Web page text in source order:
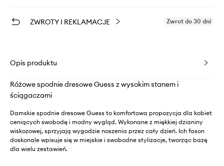
ZWROTY I REKLAMACJE Zwrot do 30 dni
Opis produktu
Różowe spodnie dresowe Guess z wysokim stanem i
ściągaczami
Damskie spodnie dresowe Guess to komfortowa propozycja dla kobiet
ceniących swobodę i modny wygląd. Wykonane z miękkiej dzianiny
wiskozowej, sprzyjają wygodzie noszenia przez cały dzień. Ich fason
doskonale wpisuje się w miejskie i swobodne stylizacje, tworząc bazę
dla wielu zestawień.